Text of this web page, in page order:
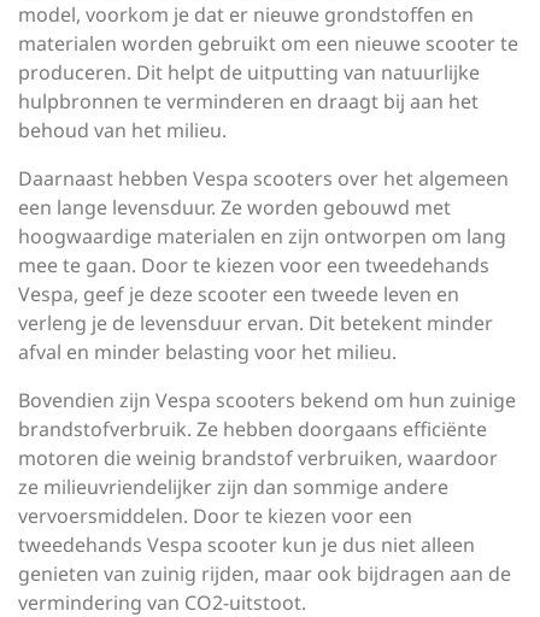
model, voorkom je dat er nieuwe grondstoffen en
materialen worden gebruikt om een nieuwe scooter te
produceren. Dit helpt de uitputting van natuurlijke
hulpbronnen te verminderen en draagt bij aan het
behoud van het milieu.
Daarnaast hebben Vespa scooters over het algemeen
een lange levensduur. Ze worden gebouwd met
hoogwaardige materialen en zijn ontworpen om lang
mee te gaan. Door te kiezen voor een tweedehands
Vespa, geef je deze scooter een tweede leven en
verleng je de levensduur ervan. Dit betekent minder
afval en minder belasting voor het milieu.
Bovendien zijn Vespa scooters bekend om hun zuinige
brandstofverbruik. Ze hebben doorgaans efficiënte
motoren die weinig brandstof verbruiken, waardoor
ze milieuvriendelijker zijn dan sommige andere
vervoersmiddelen. Door te kiezen voor een
tweedehands Vespa scooter kun je dus niet alleen
genieten van zuinig rijden, maar ook bijdragen aan de
vermindering van CO2-uitstoot.